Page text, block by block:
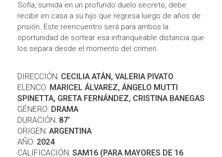
Sofía, sumida en un profundo duelo secreto, debe
recibir en casa a su hijo que regresa luego de años de
prisión. Este reencuentro será para ambos la
oportunidad de sortear esa infranqueable distancia que
los separa desde el momento del crimen.
DIRECCIÓN: CECILIA ATÁN, VALERIA PIVATO
ELENCO: MARICEL ÁLVAREZ, ÁNGELO MUTTI
SPINETTA, GRETA FERNÁNDEZ, CRISTINA BANEGAS
GÉNERO: DRAMA
DURACIÓN: 87'
ORIGEN: ARGENTINA
AÑO: 2024
CALIFICACIÓN: SAM16 (PARA MAYORES DE 16